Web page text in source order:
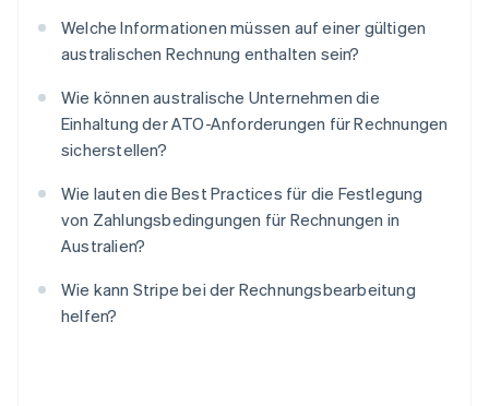
Welche Informationen müssen auf einer gültigen
australischen Rechnung enthalten sein?
Wie können australische Unternehmen die
Einhaltung der ATO-Anforderungen für Rechnungen
sicherstellen?
Wie lauten die Best Practices für die Festlegung
von Zahlungsbedingungen für Rechnungen in
Australien?
Wie kann Stripe bei der Rechnungsbearbeitung
helfen?